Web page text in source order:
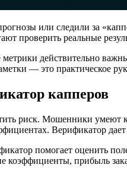
или следили за
проверить реальные
метрики действительно
— это практическое
капперов
риск. Мошенники умеют
Верификатор
помогает оценить
прибыль